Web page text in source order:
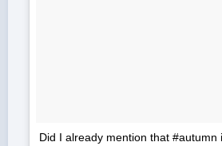
Did I already mention that #autumn